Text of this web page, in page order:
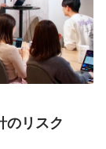
のリスク